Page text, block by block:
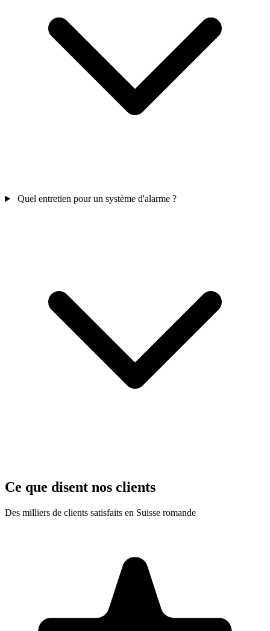
Quel entretien pour un système d'alarme ?
Ce que disent nos clients
Des milliers de clients satisfaits en Suisse romande